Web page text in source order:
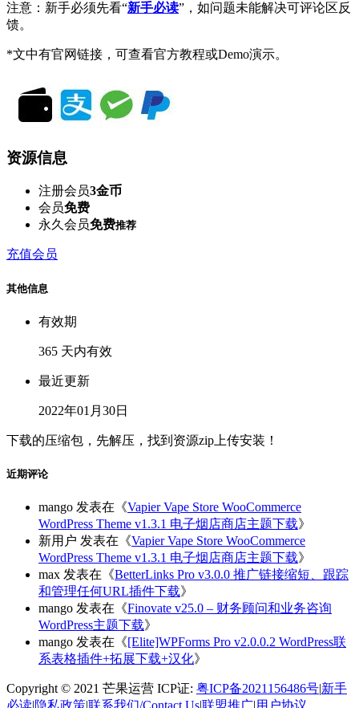
注意：新手必须先看“新手必读”，如问题未能解决可评论区反
馈。
*文中有官网链接，可查看官方教程或Demo演示。
资源信息
注册会员3金币
会员免费
永久会员免费推荐
充值会员
其他信息
有效期
365 天内有效
最近更新
2022年01月30日
下载的压缩包，先解压，找到资源zip上传安装！
近期评论
mango 发表在《Vapier Vape Store WooCommerce
WordPress Theme v1.3.1 电子烟店商店主题下载》
新用户 发表在《Vapier Vape Store WooCommerce
WordPress Theme v1.3.1 电子烟店商店主题下载》
max 发表在《BetterLinks Pro v3.0.0 推广链接缩短、跟踪
和管理任何URL插件下载》
mango 发表在《Finovate v25.0 – 财务顾问和业务咨询
WordPress主题下载》
mango 发表在《[Elite]WPForms Pro v2.0.0.2 WordPress联
系表格插件+拓展下载+汉化》
Copyright © 2021 芒果运营 ICP证: 粤ICP备2021156486号|新手